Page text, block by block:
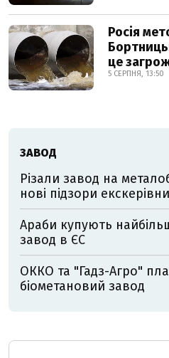
Росія
це
5 СЕРПНЯ, 13:50
ЗАВОД
Різали завод на
нові підзори
Араби купують
завод в ЄС
ОККО та "Гадз-Агро"
біометановий завод